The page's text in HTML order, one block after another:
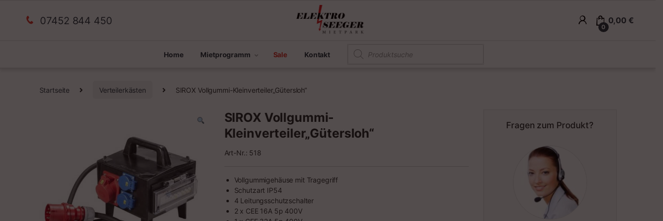
07452 844 450
0
0,00 €
Home Mietprogramm Sale Kontakt
Products search
Startseite Verteilerkästen SIROX Vollgummi-Kleinverteiler„Gütersloh“
SIROX Vollgummi-
Kleinverteiler„Gütersloh“
Art-Nr.: 518
Vollgummigehäuse mit Tragegriff
Schutzart IP54
4 Leitungsschutzschalter
2 x CEE 16A 5p 400V
Fragen zum Produkt?